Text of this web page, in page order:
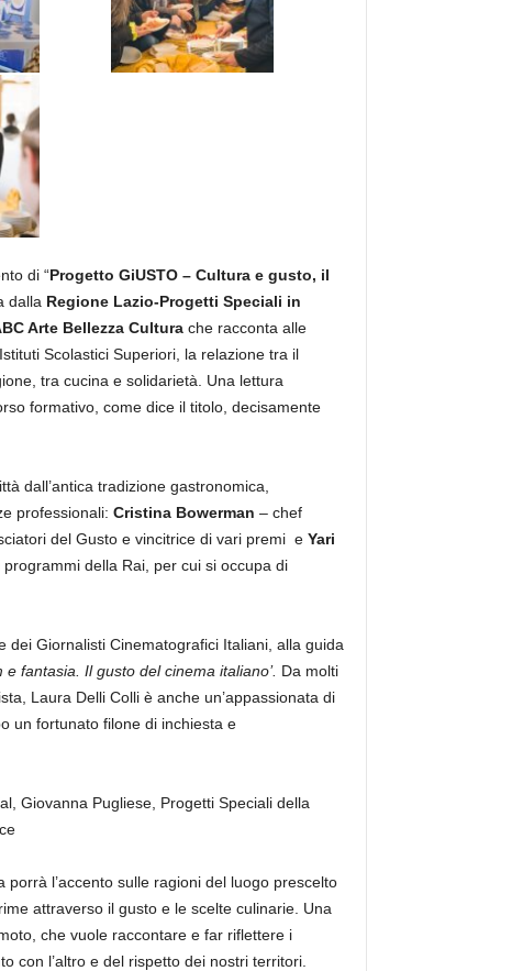
di “Progetto GiUSTO – Cultura e gusto, il
dalla Regione Lazio-Progetti Speciali in
Arte Bellezza Culturache racconta alle
Scolastici Superiori, la relazione tra il
tra cucina e solidarietà. Una lettura
formativo, come dice il titolo, decisamente
dall’antica tradizione gastronomica,
professionali: Cristina Bowerman – chef
del Gusto e vincitrice di vari premi e Yari
della Rai, per cui si occupa di
dei Giornalisti Cinematografici Italiani, alla guida
e fantasia. Il gusto del cinema italiano’. Da molti
Laura Delli Colli è anche un’appassionata di
un fortunato filone di inchiesta e
Giovanna Pugliese, Progetti Speciali della
l’accento sulle ragioni del luogo prescelto
attraverso il gusto e le scelte culinarie. Una
che vuole raccontare e far riflettere i
con l’altro e del rispetto dei nostri territori.